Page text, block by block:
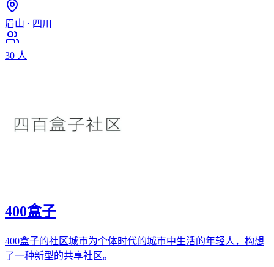
眉山 · 四川
30 人
400盒子
400盒子的社区城市为个体时代的城市中生活的年轻人，构想
了一种新型的共享社区。